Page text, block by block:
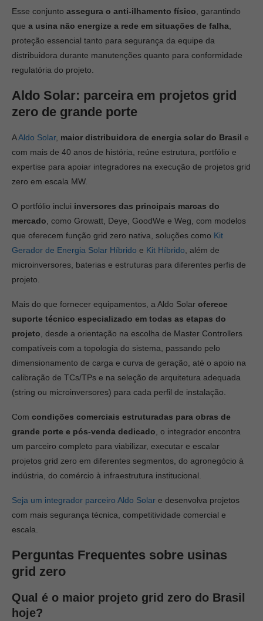
Esse conjunto assegura o anti-ilhamento físico , garantindo
que a usina não energize a rede em situações de falha
proteção essencial tanto para segurança da equipe da
distribuidora durante manutenções quanto para conformidade
regulatória do projeto.
Aldo Solar: parceira em projetos grid
zero de grande porte
AAldo Solar, maior distribuidora de energia solar do Brasil e
com mais de 40 anos de história, reúne estrutura, portfólio e
expertise para apoiar integradores na execução de projetos grid
zero em escala MW.
O portfólio inclui inversores das principais marcas do
mercado , como Growatt, Deye, GoodWe e Weg, com modelos
que oferecem função grid zero nativa, soluções como Kit
Gerador de Energia Solar Híbrido e Kit Híbrido , além de
microinversores, baterias e estruturas para diferentes perfis de
projeto.
Mais do que fornecer equipamentos, a Aldo Solar oferece
suporte técnico especializado em todas as etapas do
projeto , desde a orientação na escolha de Master Controllers
compatíveis com a topologia do sistema, passando pelo
dimensionamento de carga e curva de geração, até o apoio na
calibração de TCs/TPs e na seleção de arquitetura adequada
(string ou microinversores) para cada perfil de instalação.
Com condições comerciais estruturadas para obras de
grande porte e pós-venda dedicado , o integrador encontra
um parceiro completo para viabilizar, executar e escalar
projetos grid zero em diferentes segmentos, do agronegócio à
indústria, do comércio à infraestrutura institucional.
Seja um integrador parceiro Aldo Solar e desenvolva projetos
com mais segurança técnica, competitividade comercial e
escala.
Perguntas Frequentes sobre usinas
grid zero
Qual é o maior projeto grid zero do Brasil
hoje?